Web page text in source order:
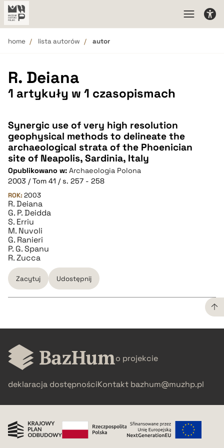
home lista autorów autor
R. Deiana
1 artykuły w 1 czasopismach
Synergic use of very high resolution
geophysical methods to delineate the
archaeological strata of the Phoenician
site of Neapolis, Sardinia, Italy
Opublikowano w: Archaeologia Polona
2003 / Tom 41 / s. 257 - 258
ROK: 2003
R. Deiana
G. P. Deidda
S. Erriu
M. Nuvoli
G. Ranieri
P. G. Spanu
R. Zucca
Zacytuj Udostępnij
CZYSTY TEKST
pobierz cytat
BIBTEX
o projekcie
deklaracja dostępnościKontakt bazhum@muzhp.pl